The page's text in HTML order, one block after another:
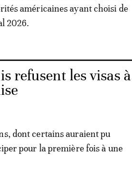
américaines ayant choisi de
2026.
refusent les visas à
dont certains auraient pu
pour la première fois à une